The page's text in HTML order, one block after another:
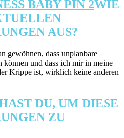
WIE
AUS?
gewöhnen, dass unplanbare
können und dass ich mir in meine
Krippe ist, wirklich keine anderen
DU, UM DIESE
ZU